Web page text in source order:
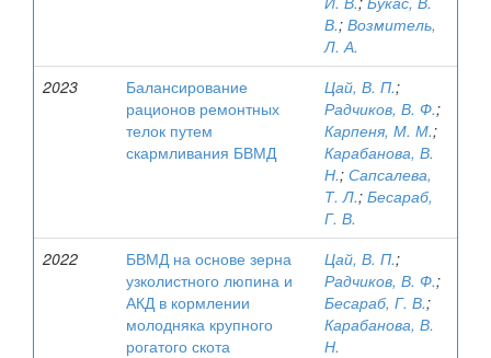
В.; Возмитель,
Л. А.
2023
Балансирование
рационов ремонтных
телок путем
скармливания БВМД
Цай, В. П.;
Радчиков, В. Ф.;
Карпеня, М. М.;
Карабанова, В.
Н.; Сапсалева,
Т. Л.; Бесараб,
Г. В.
2022
БВМД на основе зерна
узколистного люпина и
АКД в кормлении
молодняка крупного
рогатого скота
Цай, В. П.;
Радчиков, В. Ф.;
Бесараб, Г. В.;
Карабанова, В.
Н.